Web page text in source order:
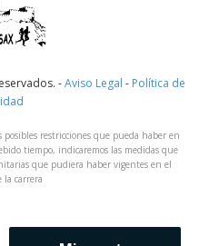
-Aviso Legal - Política de
restricciones que pueda haber en
tiempo, indicaremos las medidas que
que pudiera haber vigentes en el
la carrera